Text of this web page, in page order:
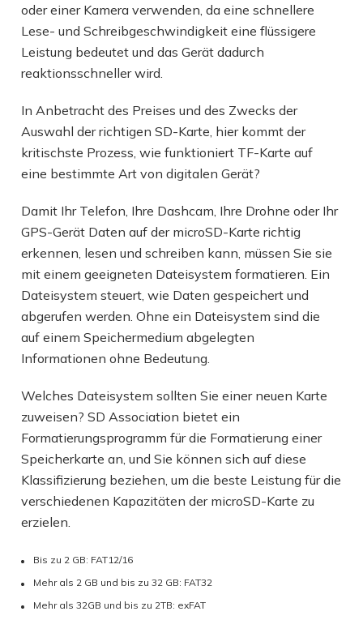
oder einer Kamera verwenden, da eine schnellere
Lese- und Schreibgeschwindigkeit eine flüssigere
Leistung bedeutet und das Gerät dadurch
reaktionsschneller wird.
In Anbetracht des Preises und des Zwecks der
Auswahl der richtigen SD-Karte, hier kommt der
kritischste Prozess, wie funktioniert TF-Karte auf
eine bestimmte Art von digitalen Gerät?
Damit Ihr Telefon, Ihre Dashcam, Ihre Drohne oder Ihr
GPS-Gerät Daten auf der microSD-Karte richtig
erkennen, lesen und schreiben kann, müssen Sie sie
mit einem geeigneten Dateisystem formatieren. Ein
Dateisystem steuert, wie Daten gespeichert und
abgerufen werden. Ohne ein Dateisystem sind die
auf einem Speichermedium abgelegten
Informationen ohne Bedeutung.
Welches Dateisystem sollten Sie einer neuen Karte
zuweisen? SD Association bietet ein
Formatierungsprogramm für die Formatierung einer
Speicherkarte an, und Sie können sich auf diese
Klassifizierung beziehen, um die beste Leistung für die
verschiedenen Kapazitäten der microSD-Karte zu
erzielen.
Bis zu 2 GB: FAT12/16
Mehr als 2 GB und bis zu 32 GB: FAT32
Mehr als 32GB und bis zu 2TB: exFAT